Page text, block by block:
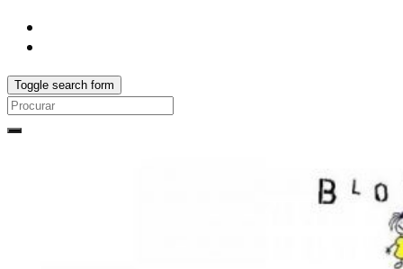
Toggle search form
Search